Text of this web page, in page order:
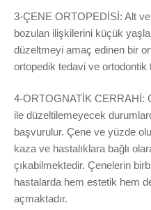
3-ÇENE ORTOPEDİSİ: Alt
bozulan ilişkilerini küçük
düzeltmeyi amaç edinen bir
ortopedik tedavi ve ortodontik
4-ORTOGNATİK CERRAHİ:
ile düzeltilemeyecek
başvurulur. Çene ve yüzde
kaza ve hastalıklara bağlı
çıkabilmektedir. Çenelerin
hastalarda hem estetik hem
açmaktadır.